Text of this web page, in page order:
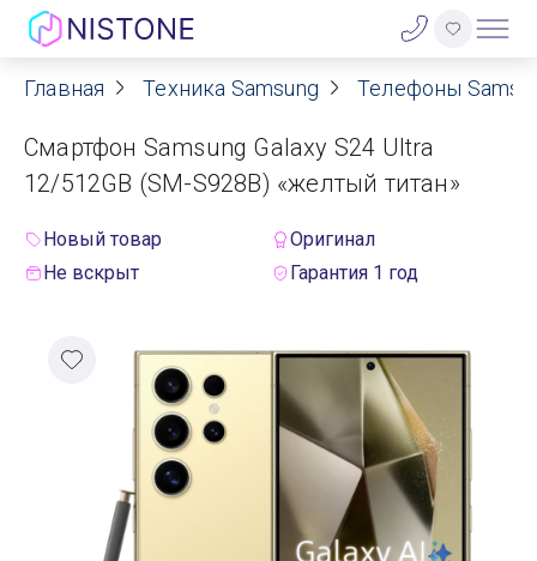
Акции
О нас
Договор оферты
Реквизиты
Контакты
Гарантия
Оплата
Главная Техника Samsung Телефоны
Смартфон Samsung Galaxy S24 Ultra
12/512GB (SM-S928B) «желтый титан»
Новый товар
Оригинал
Не вскрыт
Гарантия 1 год